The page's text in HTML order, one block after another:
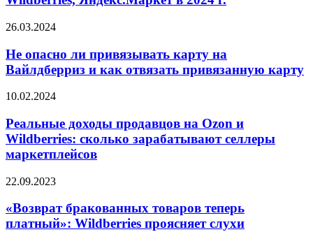
26.03.2024
Не опасно ли привязывать карту на
Вайлдберриз и как отвязать привязанную карту
10.02.2024
Реальные доходы продавцов на Ozon и
Wildberries: сколько зарабатывают селлеры
маркетплейсов
22.09.2023
«Возврат бракованных товаров теперь
платный»: Wildberries проясняет слухи